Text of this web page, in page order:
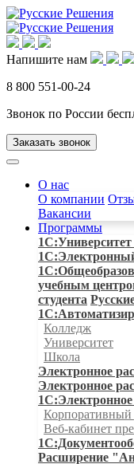
Напишите нам
8 800 551-00-24
Звонок по России
Заказать звонок
О нас
О компании
Вакансии
Программы
учебным
студента
Колледж
Университет
Школа
Электронное
Электронное
1С:Электронное
Корпоративный
Веб-кабинет
Расширение